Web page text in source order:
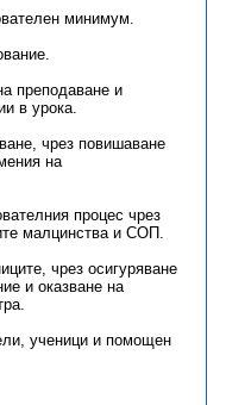
минимум.
преподаване и
в урока.
чрез повишаване
на
процес чрез
малцинства и СОП.
чрез осигуряване
и оказване на
ученици и помощен